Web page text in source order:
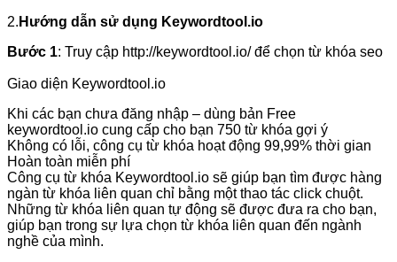
2. Hướng dẫn sử dụng Keywordtool.io
Bước 1: Truy cập http://keywordtool.io/ để chọn từ khóa seo
Giao diện Keywordtool.io
Khi các bạn chưa đăng nhập – dùng bản Free
keywordtool.io cung cấp cho bạn 750 từ khóa gợi ý
Không có lỗi, công cụ từ khóa hoạt động 99,99% thời gian
Hoàn toàn miễn phí
Công cụ từ khóa Keywordtool.io sẽ giúp bạn tìm được hàng
ngàn từ khóa liên quan chỉ bằng một thao tác click chuột.
Những từ khóa liên quan tự động sẽ được đưa ra cho bạn,
giúp bạn trong sự lựa chọn từ khóa liên quan đến ngành
nghề của mình.